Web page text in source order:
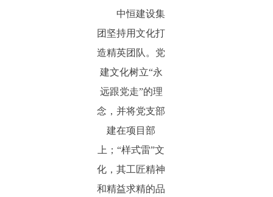
中恒建设集
团坚持用文化打
造精英团队。党
建文化树立“永
远跟党走”的理
念，并将党支部
建在项目部
上；“样式雷”文
化，其工匠精神
和精益求精的品